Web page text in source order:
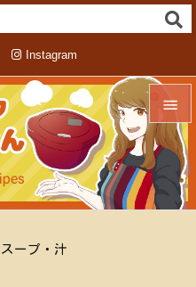


メニュ

サイド
Instagram
スープ・汁